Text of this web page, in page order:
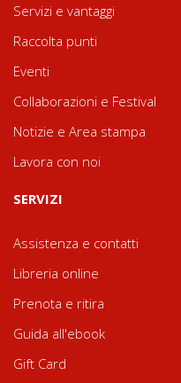
Servizi e vantaggi
Raccolta punti
Eventi
Collaborazioni e Festival
Notizie e Area stampa
Lavora con noi
SERVIZI
Assistenza e contatti
Libreria online
Prenota e ritira
Guida all'ebook
Gift Card